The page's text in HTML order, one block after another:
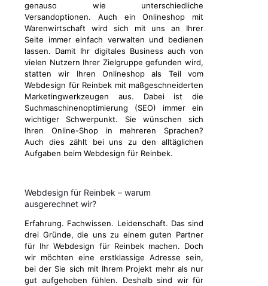
genauso wie unterschiedliche
Versandoptionen. Auch ein Onlineshop mit
Warenwirtschaft wird sich mit uns an Ihrer
Seite immer einfach verwalten und bedienen
lassen. Damit Ihr digitales Business auch von
vielen Nutzern Ihrer Zielgruppe gefunden wird,
statten wir Ihren Onlineshop als Teil vom
Webdesign für Reinbek mit maßgeschneiderten
Marketingwerkzeugen aus. Dabei ist die
Suchmaschinenoptimierung (SEO) immer ein
wichtiger Schwerpunkt. Sie wünschen sich
Ihren Online-Shop in mehreren Sprachen?
Auch dies zählt bei uns zu den alltäglichen
Aufgaben beim Webdesign für Reinbek.
Webdesign für Reinbek – warum
ausgerechnet wir?
Erfahrung. Fachwissen. Leidenschaft. Das sind
drei Gründe, die uns zu einem guten Partner
für Ihr Webdesign für Reinbek machen. Doch
wir möchten eine erstklassige Adresse sein,
bei der Sie sich mit Ihrem Projekt mehr als nur
gut aufgehoben fühlen. Deshalb sind wir für